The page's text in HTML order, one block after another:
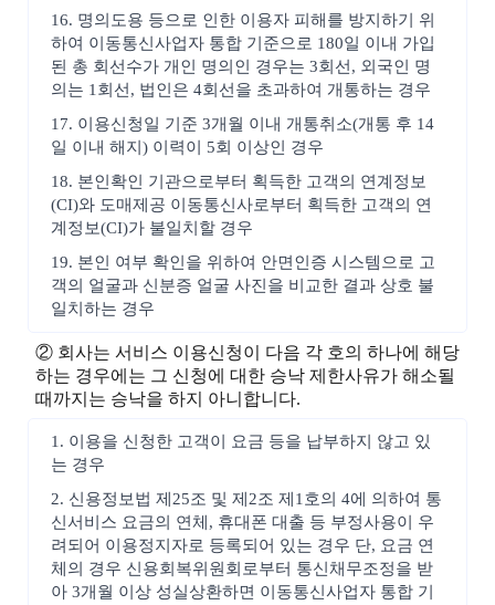
16. 명의도용 등으로 인한 이용자 피해를 방지하기 위
하여 이동통신사업자 통합 기준으로 180일 이내 가입
된 총 회선수가 개인 명의인 경우는 3회선, 외국인 명
의는 1회선, 법인은 4회선을 초과하여 개통하는 경우
17. 이용신청일 기준 3개월 이내 개통취소(개통 후 14
일 이내 해지) 이력이 5회 이상인 경우
18. 본인확인 기관으로부터 획득한 고객의 연계정보
(CI)와 도매제공 이동통신사로부터 획득한 고객의 연
계정보(CI)가 불일치할 경우
19. 본인 여부 확인을 위하여 안면인증 시스템으로 고
객의 얼굴과 신분증 얼굴 사진을 비교한 결과 상호 불
일치하는 경우
② 회사는 서비스 이용신청이 다음 각 호의 하나에 해당
하는 경우에는 그 신청에 대한 승낙 제한사유가 해소될
때까지는 승낙을 하지 아니합니다.
1. 이용을 신청한 고객이 요금 등을 납부하지 않고 있
는 경우
2. 신용정보법 제25조 및 제2조 제1호의 4에 의하여 통
신서비스 요금의 연체, 휴대폰 대출 등 부정사용이 우
려되어 이용정지자로 등록되어 있는 경우 단, 요금 연
체의 경우 신용회복위원회로부터 통신채무조정을 받
아 3개월 이상 성실상환하면 이동통신사업자 통합 기